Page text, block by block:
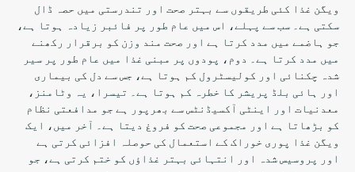
ویگن غذا کئی طریقوں سے بہتر صحت اور تندرستی میں حصہ ڈال
سکتی ہے۔ سب سے پہلے، اس میں عام طور پر فائبر زیادہ ہوتا ہے،
جو ہاضمے میں مدد کرتا ہے اور صحت مند وزن کو برقرار رکھنے
میں مدد کرتا ہے۔ دوم، پودوں پر مبنی غذا میں عام طور پر سیر
شدہ چکنائی اور کولیسٹرول کم ہوتا ہے، جس سے دل کی بیماری
اور ہائی بلڈ پریشر کا خطرہ کم ہوتا ہے۔ تیسرا، یہ وٹامنز،
معدنیات اور اینٹی آکسیڈنٹس سے بھرپور ہے جو مدافعتی نظام
کو بڑھاتا ہے اور مجموعی صحت کو فروغ دیتا ہے۔ آخر میں، ایک
ویگن غذا پوری خوراک کے استعمال کی حوصلہ افزائی کرتی ہے
اور پروسیس شدہ اور انتہائی بہتر غذاؤں کو ختم کرتی ہے، جو